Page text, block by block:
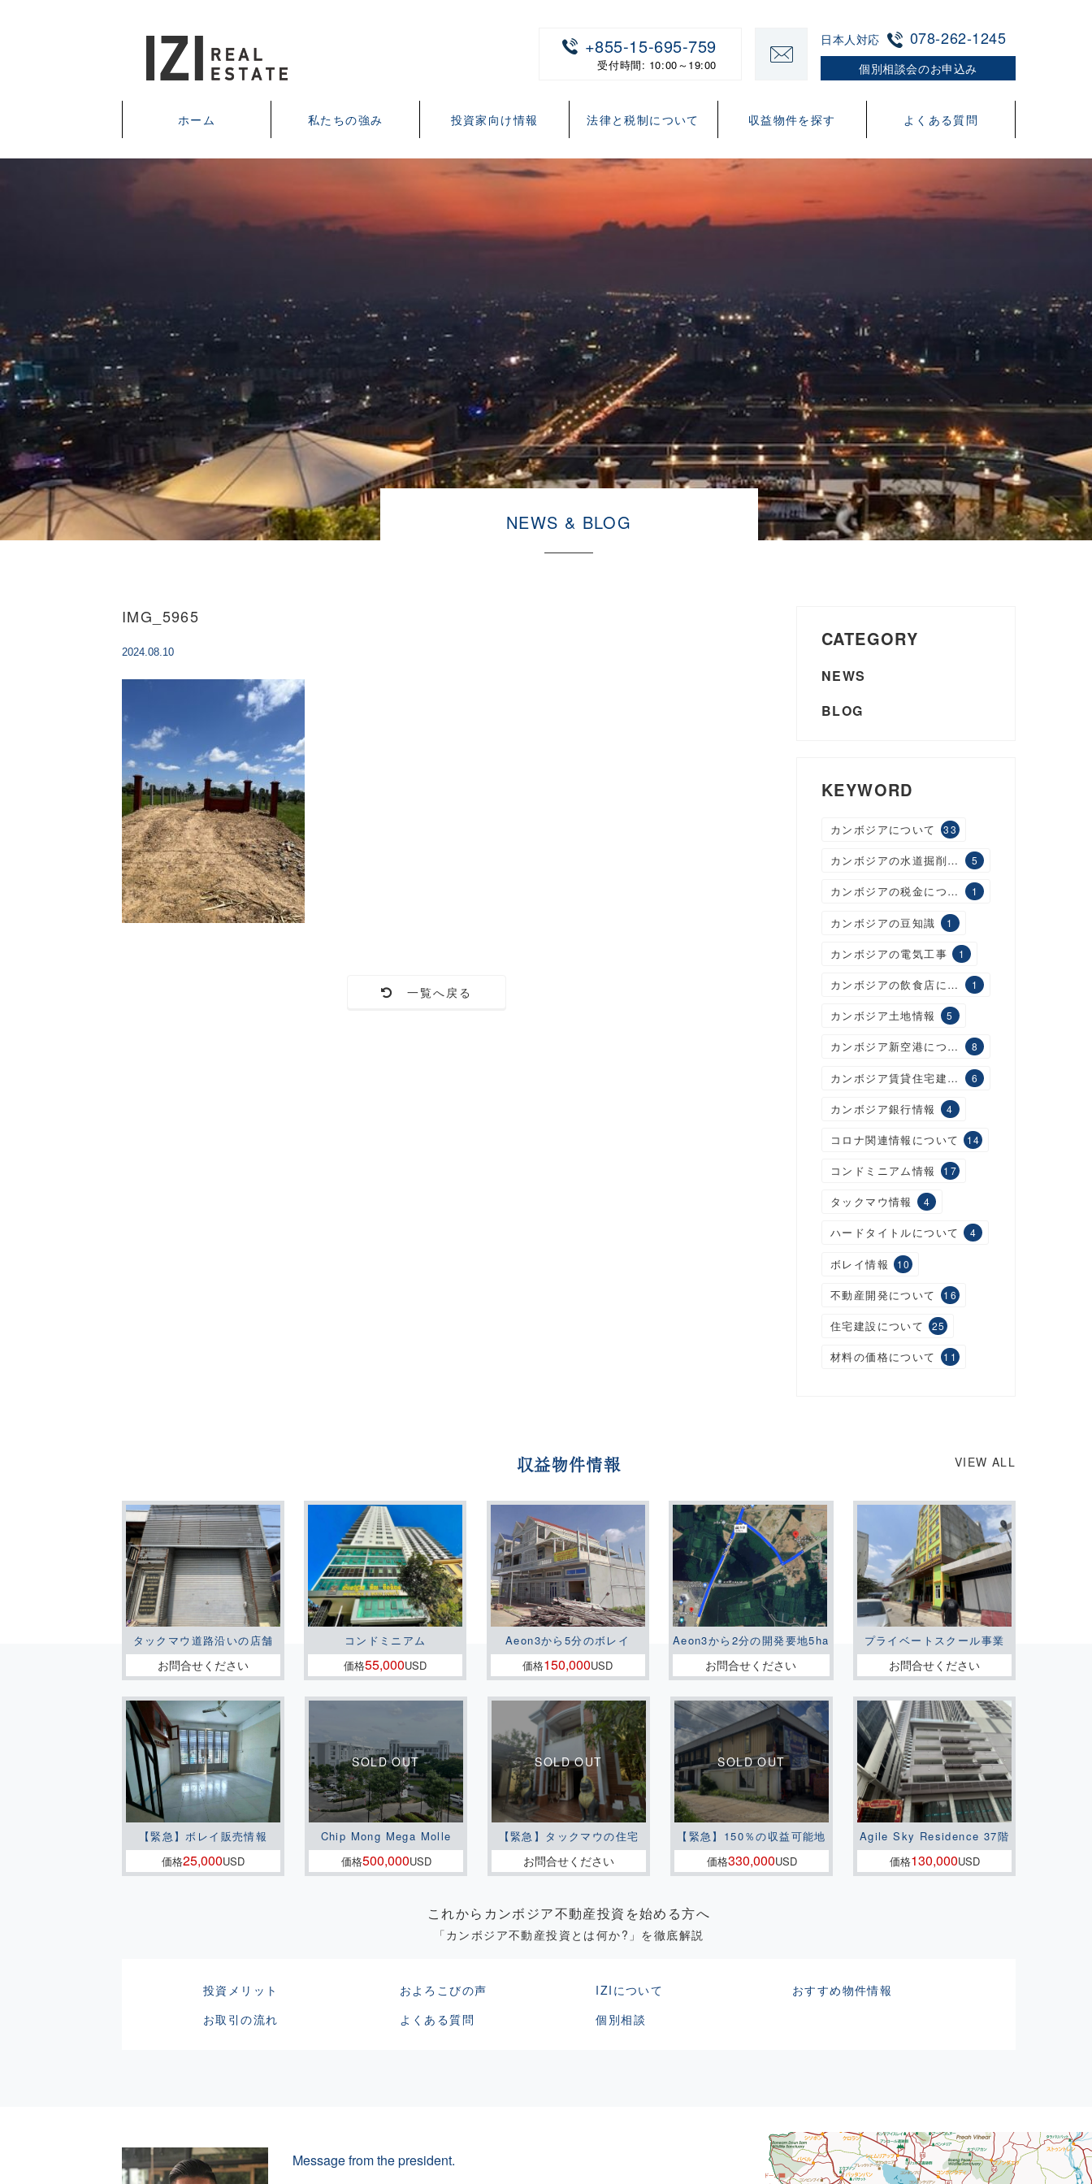
日本人対応 078-262-1245
個別相談会のお申込み
+855-15-695-759
受付時間: 10:00～19:00
ホーム 私たちの強み 投資家向け情報 法律と税制について 収益物件を探す よくある質問
NEWS & BLOG
IMG_5965
2024.08.10
一覧へ戻る
CATEGORY
NEWS
BLOG
KEYWORD
カンボジアについて 33
カンボジアの水道掘削工事 5
カンボジアの税金について 1
カンボジアの豆知識 1
カンボジアの電気工事 1
カンボジアの飲食店について 1
カンボジア土地情報 5
カンボジア新空港について 8
カンボジア賃貸住宅建設について 6
カンボジア銀行情報 4
コロナ関連情報について 14
コンドミニアム情報 17
タックマウ情報 4
ハードタイトルについて 4
ボレイ情報 10
不動産開発について 16
住宅建設について 25
材料の価格について 11
収益物件情報 VIEW ALL
タックマウ道路沿いの店舗
お問合せください
コンドミニアム
価格55,000USD
Aeon3から5分のボレイ
価格150,000USD
Aeon3から2分の開発要地5ha
お問合せください
プライベートスクール事業
お問合せください
【緊急】ボレイ販売情報
価格25,000USD
Chip Mong Mega Molle
価格500,000USD
【緊急】タックマウの住宅
お問合せください
【緊急】150％の収益可能地
価格330,000USD
Agile Sky Residence 37階
価格130,000USD
これからカンボジア不動産投資を始める方へ
「カンボジア不動産投資とは何か?」を徹底解説
投資メリット およろこびの声 IZIについて
おすすめ物件情報
お取引の流れ
よくある質問 個別相談
Message from the president.